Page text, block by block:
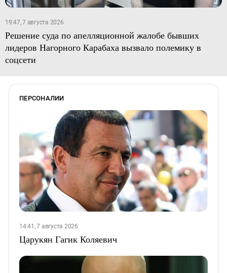
19:47, 7 августа 2026
Решение суда по апелляционной жалобе бывших
лидеров Нагорного Карабаха вызвало полемику в
соцсети
ПЕРСОНАЛИИ
14:41, 7 августа 2026
Царукян Гагик Коляевич